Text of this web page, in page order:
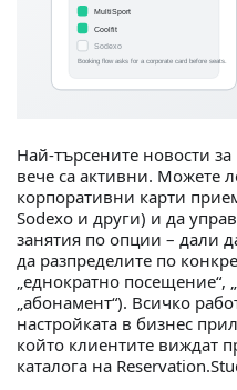
Най-търсените новости
вече са активни. Можете
корпоративни карти
Sodexo и други) и да
занятия по опции – дали
да разпределите по
„еднократно посещение“,
„абонамент“). Всичко
настройката в бизнес
който клиентите виждат
каталога на